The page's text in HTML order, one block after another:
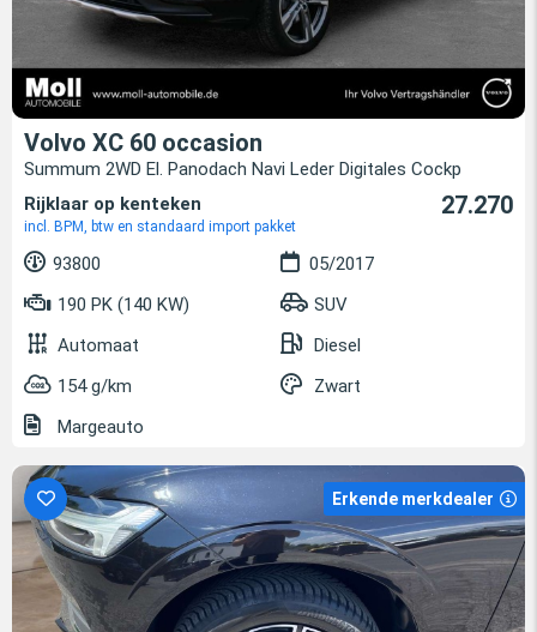
Volvo XC 60 occasion
Summum 2WD El. Panodach Navi Leder Digitales Cockp
Rijklaar op kenteken
incl. BPM, btw en standaard import pakket
27.270
93800
05/2017
190 PK (140 KW)
SUV
Automaat
Diesel
154 g/km
Zwart
Margeauto
Erkende merkdealer